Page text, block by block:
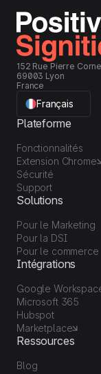
152 Rue Pierre
69003 Lyon
France
Français
Plateforme
Fonctionnalités
Extension Chrome
Sécurité
Support
Solutions
Pour le Marketing
Pour la DSI
Pour le commerce
Intégrations
Google
Microsoft 365
Hubspot
Marketplace
Ressources
Blog